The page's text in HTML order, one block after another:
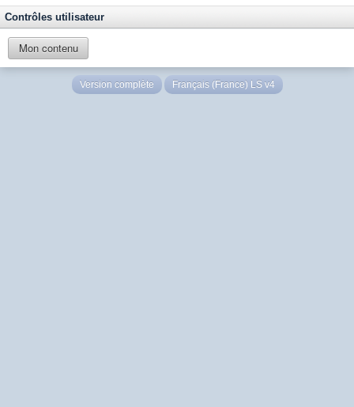
Contrôles utilisateur
Mon contenu
Version complète Français (France) LS v4